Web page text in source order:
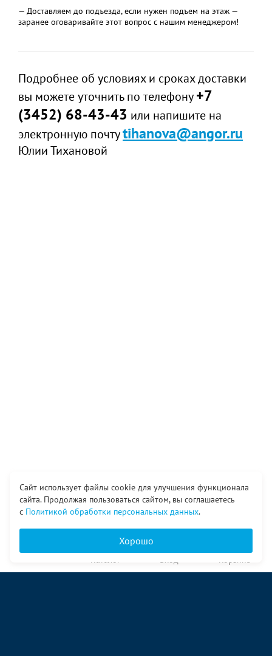
— Доставляем до подъезда, если нужен подъем на этаж —
заранее оговаривайте этот вопрос с нашим менеджером!
Подробнее об условиях и сроках доставки
вы можете уточнить по телефону+7
(3452) 68-43-43 или напишите на
электронную почтуtihanova@angor.ru
Юлии Тихановой
Сайт использует файлы cookie для улучшения функционала
сайта. Продолжая пользоваться сайтом, вы соглашаетесь
с Политикой обработки персональных данных.
Хорошо